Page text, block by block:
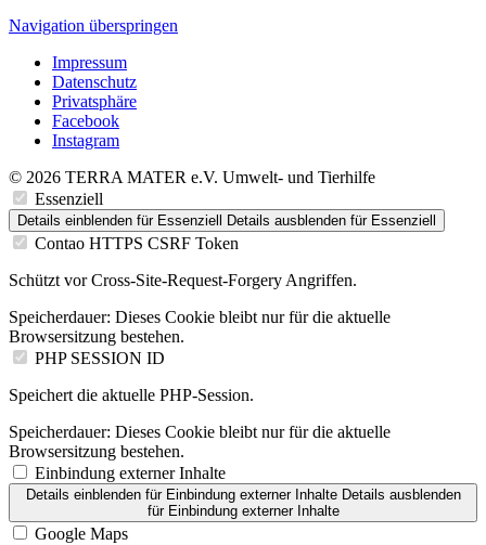
Navigation überspringen
Impressum
Datenschutz
Privatsphäre
Facebook
Instagram
© 2026 TERRA MATER e.V. Umwelt- und Tierhilfe
Essenziell
Details einblenden für Essenziell Details ausblenden für Essenziell
Contao HTTPS CSRF Token
Schützt vor Cross-Site-Request-Forgery Angriffen.
Speicherdauer: Dieses Cookie bleibt nur für die aktuelle
Browsersitzung bestehen.
PHP SESSION ID
Speichert die aktuelle PHP-Session.
Speicherdauer: Dieses Cookie bleibt nur für die aktuelle
Browsersitzung bestehen.
Einbindung externer Inhalte
Details einblendenfür Einbindung externer Inhalte Details ausblenden
für Einbindung externer Inhalte
Google Maps